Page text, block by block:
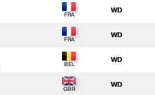
WD
WD
WD
WD